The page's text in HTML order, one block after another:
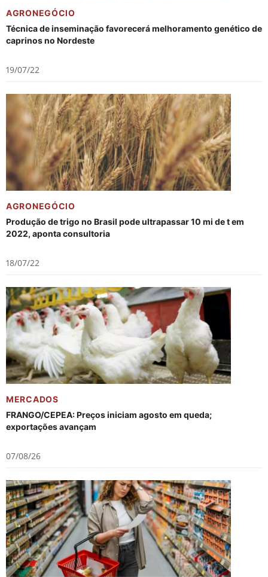
AGRONEGÓCIO
Técnica de inseminação favorecerá melhoramento genético de
caprinos no Nordeste
19/07/22
AGRONEGÓCIO
Produção de trigo no Brasil pode ultrapassar 10 mi de t em
2022, aponta consultoria
18/07/22
MERCADOS
FRANGO/CEPEA: Preços iniciam agosto em queda;
exportações avançam
07/08/26